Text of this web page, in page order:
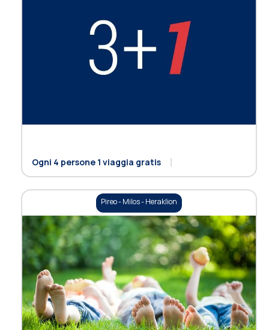
Ogni 4 persone 1 viaggia gratis
Pireo - Milos - Heraklion